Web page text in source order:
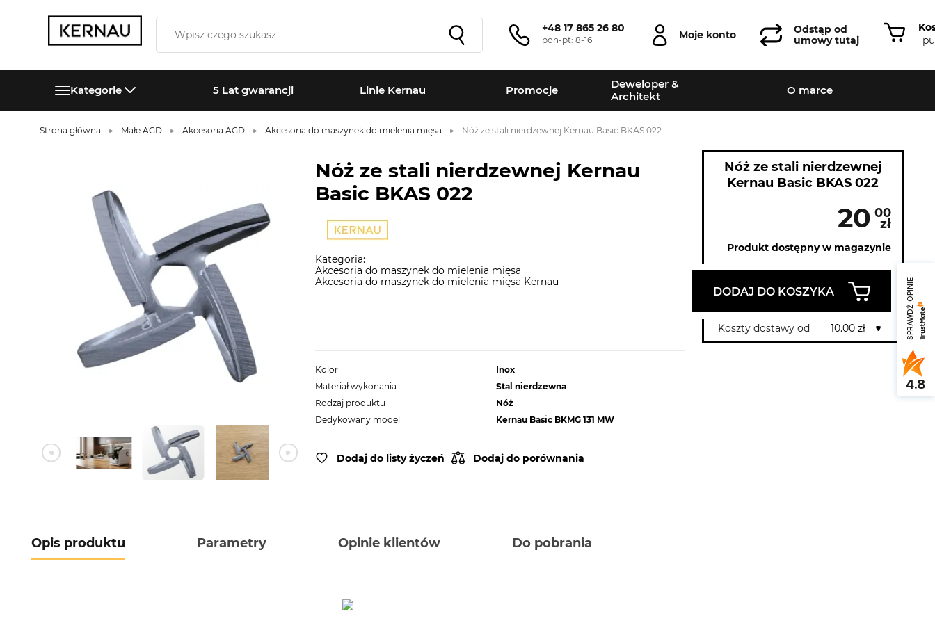
+48 17 865 26 80
pon-pt: 8-16 Moje konto
Odstąp od
umowy tutaj
Kategorie 5 Lat gwarancji Linie Kernau Promocje
Deweloper &
Architekt
O marce
Strona główna Małe AGD Akcesoria AGD Akcesoria do maszynek do mielenia mięsa Nóż ze stali nierdzewnej Kernau Basic BKAS 022
Nóż ze stali nierdzewnej Kernau
Basic BKAS 022
Kategoria:
Akcesoria do maszynek do mielenia mięsa
Akcesoria do maszynek do mielenia mięsa Kernau
Kolor
Inox
Materiał wykonania
Stal nierdzewna
Rodzaj produktu
Nóż
Dedykowany model
Kernau Basic BKMG 131 MW
Dodaj do listy życzeń Dodaj do porównania
Nóż ze stali nierdzewnej
Kernau Basic BKAS 022
20 00
zł
Produkt dostępny w magazynie
DODAJ DO KOSZYKA
Koszty dostawy od 10.00 zł
Opis produktu Parametry Opinie klientów Do pobrania
SPRAWDŹ OPINIE
4.8